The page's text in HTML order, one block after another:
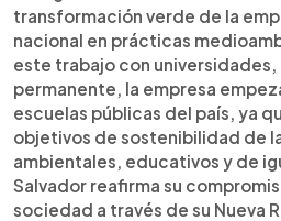
transformación verde de la
nacional en prácticas
este trabajo con
permanente, la empresa
escuelas públicas del país, ya
objetivos de sostenibilidad de
ambientales, educativos y de
Salvador reafirma su
sociedad a través de su Nueva